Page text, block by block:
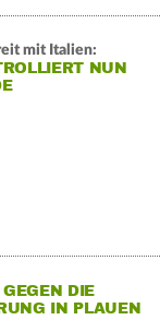
mit Italien:
NUN
DIE
IN PLAUEN